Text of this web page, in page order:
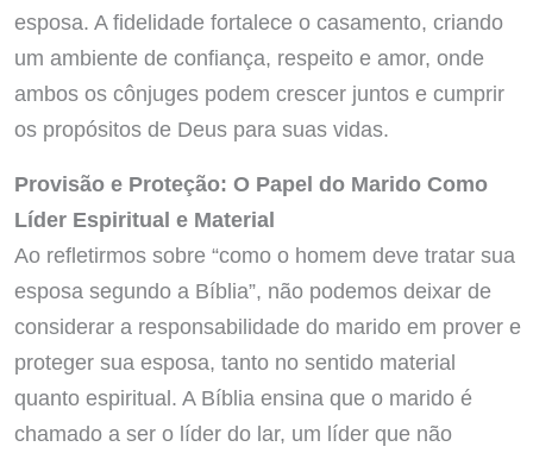
esposa. A fidelidade fortalece o casamento, criando
um ambiente de confiança, respeito e amor, onde
ambos os cônjuges podem crescer juntos e cumprir
os propósitos de Deus para suas vidas.
Provisão e Proteção: O Papel do Marido Como
Líder Espiritual e Material
Ao refletirmos sobre “como o homem deve tratar sua
esposa segundo a Bíblia”, não podemos deixar de
considerar a responsabilidade do marido em prover e
proteger sua esposa, tanto no sentido material
quanto espiritual. A Bíblia ensina que o marido é
chamado a ser o líder do lar, um líder que não